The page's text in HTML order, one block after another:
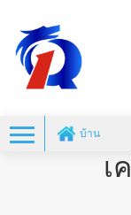
บ้าน
เ